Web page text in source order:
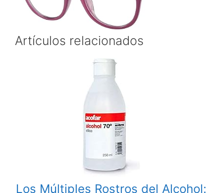
Artículos relacionados
Los Múltiples Rostros del Alcohol: